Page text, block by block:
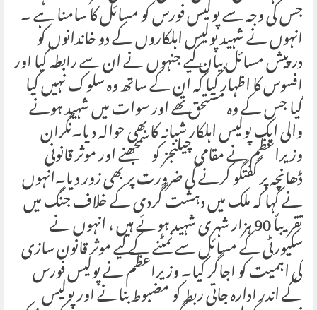
جس کی وجہ سے پولیس فورس کو مسائل کا سامنا ہے ۔
انہوں نے شہید پولیس اہلکاروں کے دو خاندانوں کو
درپیش مسائل بیان کیے جنہوں نے ان سے رابطہ کیا اور
افسوس کا اظہار کیا کہ ان کے ساتھ وہ سلوک نہیں کیا
گیا جس کے وہ مستحق تھے اور سوات میں شہید ہونے
والی ایک پولیس اہلکار شبانہ کا بھی حوالہ دیا۔نگران
وزیراعظم نے مقامی چیلنجز کو سمجھنے اور موثر قانونی
ڈھانچہ پر گفتگو کرنے کی ضرورت پر بھی زور دیا۔انہوں
نے کہا کہ ملک میں دہشت گردی کے خلاف جنگ میں
تقریباً 90 ہزار شہری شہید ہوئے ہیں ، انہوں نے
سکیورٹی کے مسائل سے نمٹنے کے لیے موثر قانون سازی
کی اہمیت کو اجاگر کیا۔ وزیراعظم نے پولیس فورس
کے اندر ادارہ جاتی ربط کو مضبوط بنانے اور پولیس